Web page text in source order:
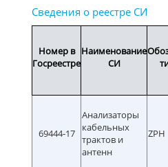
Номер в
Госреестре
Наименование
СИ
69444-17
Анализаторы
кабельных
трактов и
антенн
ZPH